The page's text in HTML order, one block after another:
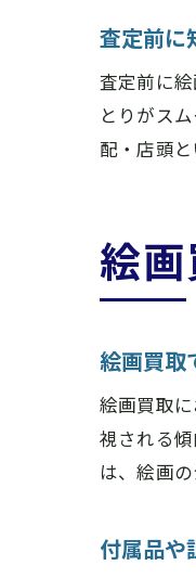
査定前に
査定前に
とりがス
配・店頭
絵
絵画買取
絵画買取
視される
は、絵画
付属品や